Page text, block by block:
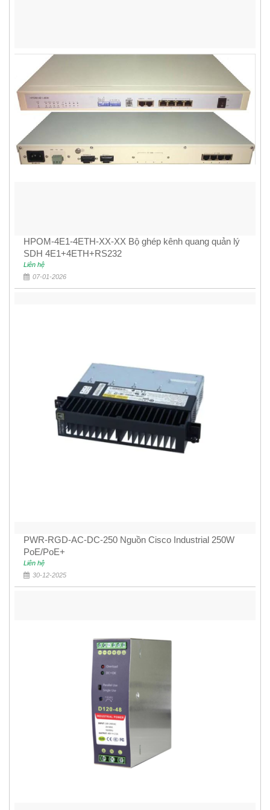
HPOM-4E1-4ETH-XX-XX Bộ ghép kênh quang quản lý
SDH 4E1+4ETH+RS232
Liên hệ
07-01-2026
PWR-RGD-AC-DC-250 Nguồn Cisco Industrial 250W
PoE/PoE+
Liên hệ
30-12-2025